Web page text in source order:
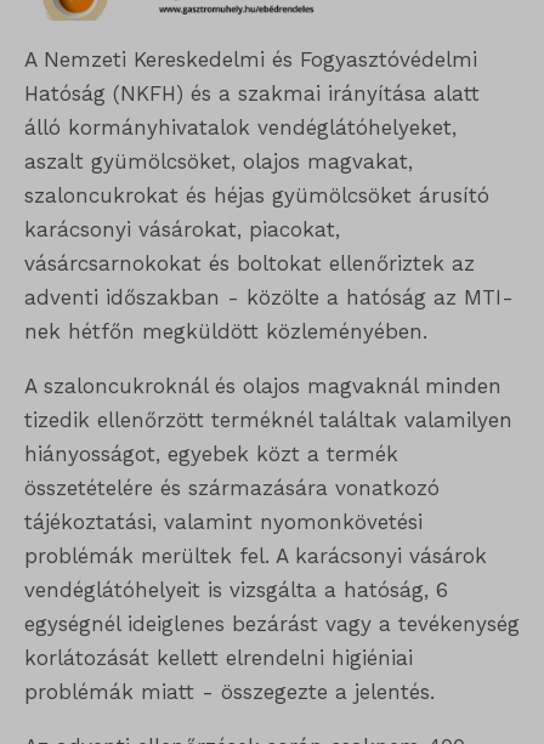
A Nemzeti Kereskedelmi és Fogyasztóvédelmi
Hatóság (NKFH) és a szakmai irányítása alatt
álló kormányhivatalok vendéglátóhelyeket,
aszalt gyümölcsöket, olajos magvakat,
szaloncukrokat és héjas gyümölcsöket árusító
karácsonyi vásárokat, piacokat,
vásárcsarnokokat és boltokat ellenőriztek az
adventi időszakban - közölte a hatóság az MTI-
nek hétfőn megküldött közleményében.
A szaloncukroknál és olajos magvaknál minden
tizedik ellenőrzött terméknél találtak valamilyen
hiányosságot, egyebek közt a termék
összetételére és származására vonatkozó
tájékoztatási, valamint nyomonkövetési
problémák merültek fel. A karácsonyi vásárok
vendéglátóhelyeit is vizsgálta a hatóság, 6
egységnél ideiglenes bezárást vagy a tevékenység
korlátozását kellett elrendelni higiéniai
problémák miatt - összegezte a jelentés.